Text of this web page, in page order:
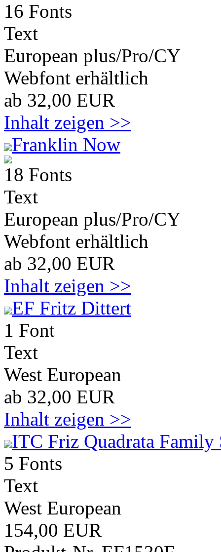
16 Fonts
Text
European plus/Pro/CY
Webfont erhältlich
ab 32,00 EUR
Inhalt zeigen >>
Franklin Now
18 Fonts
Text
European plus/Pro/CY
Webfont erhältlich
ab 32,00 EUR
Inhalt zeigen >>
EF Fritz Dittert
1 Font
Text
West European
ab 32,00 EUR
Inhalt zeigen >>
ITC Friz Quadrata Family
5 Fonts
Text
West European
154,00 EUR